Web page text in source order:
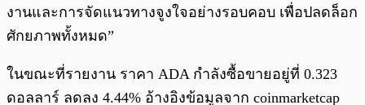
งานและการจัดแนวทางจูงใจอย่างรอบคอบ เพื่อปลดล็อก
ศักยภาพทั้งหมด”
ในขณะที่รายงาน ราคา ADA กำลังซื้อขายอยู่ที่ 0.323
ดอลลาร์ ลดลง 4.44% อ้างอิงข้อมูลจาก coinmarketcap